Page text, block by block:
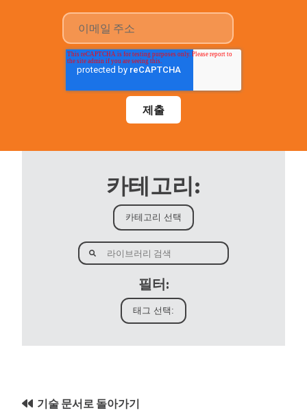
카테고리:
필터:
기술 문서로 돌아가기